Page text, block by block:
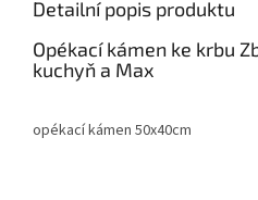
Detailní popis produktu
Opékací kámen ke krbu
kuchyň a Max
opékací kámen 50x40cm